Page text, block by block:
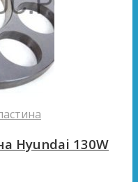
Hyundai 130W